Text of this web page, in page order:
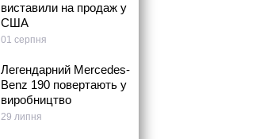
виставили на продаж у
США
01 серпня
Легендарний Mercedes-
Benz 190 повертають у
виробництво
29 липня